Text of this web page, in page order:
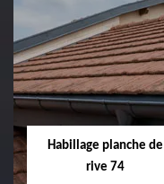
Habillage planche de
rive 74